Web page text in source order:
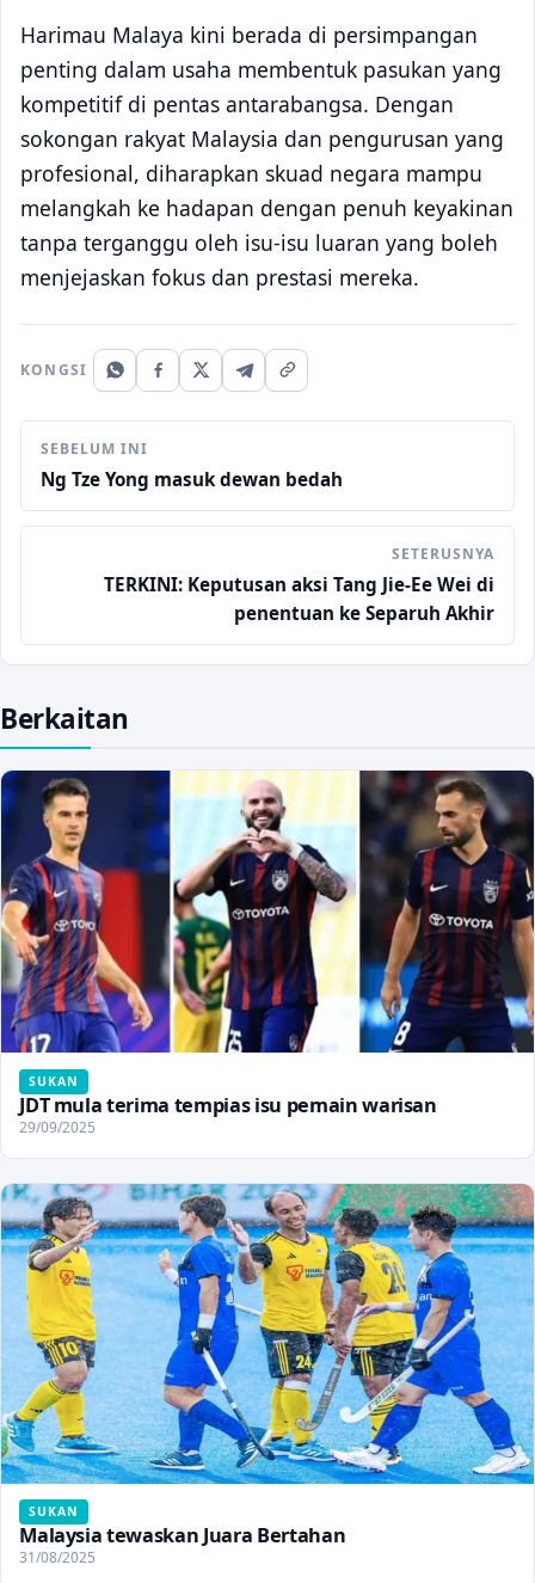
Harimau Malaya kini berada di persimpangan
penting dalam usaha membentuk pasukan yang
kompetitif di pentas antarabangsa. Dengan
sokongan rakyat Malaysia dan pengurusan yang
profesional, diharapkan skuad negara mampu
melangkah ke hadapan dengan penuh keyakinan
tanpa terganggu oleh isu-isu luaran yang boleh
menjejaskan fokus dan prestasi mereka.
KONGSI
SEBELUM INI
Ng Tze Yong masuk dewan bedah
SETERUSNYA
TERKINI: Keputusan aksi Tang Jie-Ee Wei di
penentuan ke Separuh Akhir
Berkaitan
SUKAN
JDT mula terima tempias isu pemain warisan
29/09/2025
SUKAN
Malaysia tewaskan Juara Bertahan
31/08/2025